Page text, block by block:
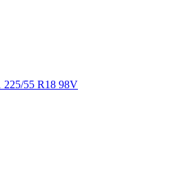
225/55 R18 98V